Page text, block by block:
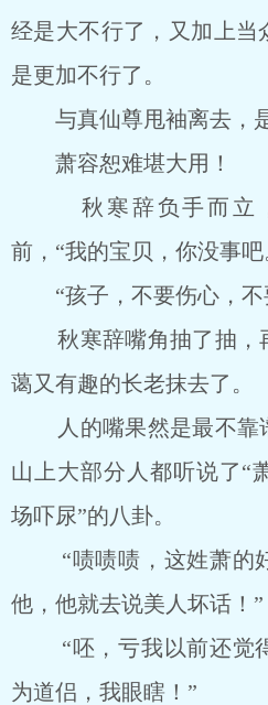
经是大不行了，又加上当
是更加不行了。
与真仙尊甩袖离去，是
萧容恕难堪大用！
秋寒辞负手而立，
前，“我的宝贝，你没事吧
“孩子，不要伤心，不
秋寒辞嘴角抽了抽，
蔼又有趣的长老抹去了。
人的嘴果然是最不靠
山上大部分人都听说了“
场吓尿”的八卦。
“啧啧啧，这姓萧的
他，他就去说美人坏话！”
“呸，亏我以前还觉
为道侣，我眼瞎！”